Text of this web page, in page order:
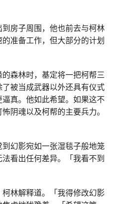
房子周围，他也前去与柯林
准备工作，但大部分的计划
森林时，基定将一把柯帮三
被当成武器以外还具有仪式
真。他如此希望。如果这不
阴魂以及柯帮的主要兵力。
幻影宛如一张湿毯子般地笼
看出任何差异。「我看不到
柯林解释道。「我得修改幻影